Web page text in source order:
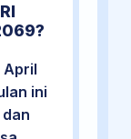
April
ini